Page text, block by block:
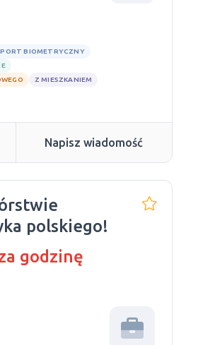
BIOMETRYCZNY
Z MIESZKANIEM
Napisz wiadomość
polskiego!
godzinę